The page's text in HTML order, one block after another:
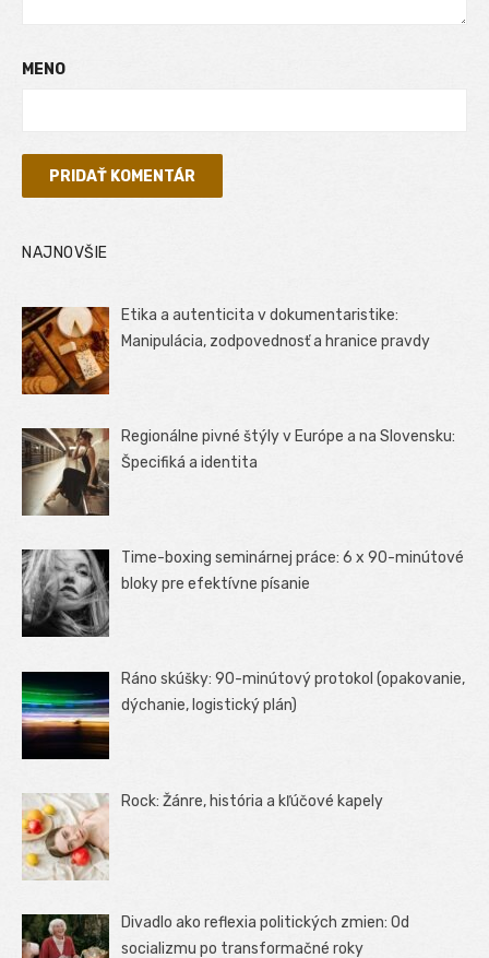
MENO
NAJNOVŠIE
Etika a autenticita v dokumentaristike:
Manipulácia, zodpovednosť a hranice pravdy
Regionálne pivné štýly v Európe a na Slovensku:
Špecifiká a identita
Time-boxing seminárnej práce: 6 x 90-minútové
bloky pre efektívne písanie
Ráno skúšky: 90-minútový protokol (opakovanie,
dýchanie, logistický plán)
Rock: Žánre, história a kľúčové kapely
Divadlo ako reflexia politických zmien: Od
socializmu po transformačné roky